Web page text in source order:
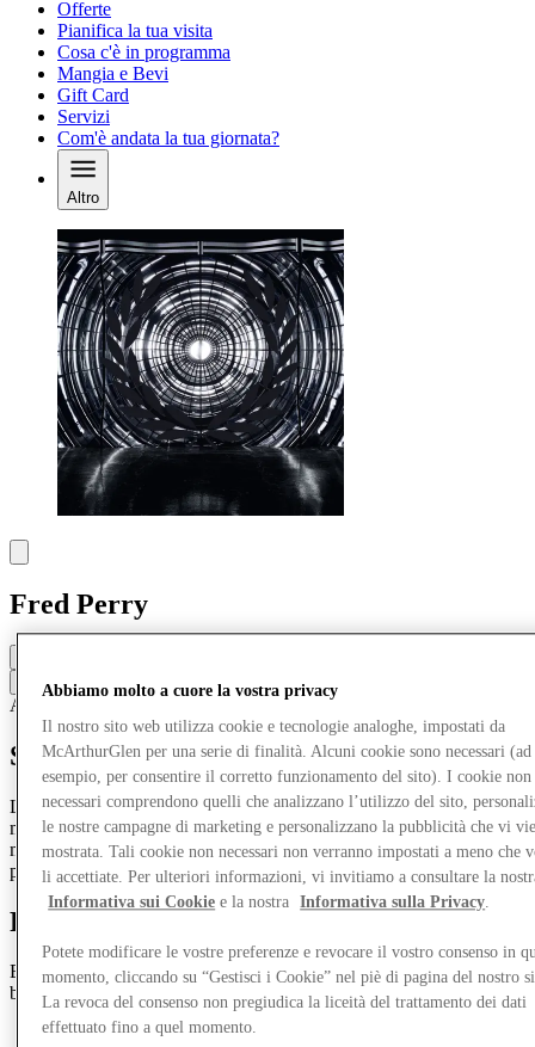
Offerte
Pianifica la tua visita
Cosa c'è in programma
Mangia e Bevi
Gift Card
Servizi
Com'è andata la tua giornata?
Altro
Fred Perry
Contatta la boutique
Abbigliamento
Scopri Fred Perry
Le famose polo con l'inconfondibile bordatura al collo e alle
maniche restano tra i preferiti sia da uomini che da donne, mentre i
modelli più recenti includono vestiti estivi dal design audace,
pantaloni, scarpe e borse.
Find Fred Perry
Explore the centre by clicking on the map — from iconic designer
brands to mainstream fashion, your style journey starts here.
Explore the Map
Abbiamo molto a cuore la vostra privacy
Il nostro sito web utilizza cookie e tecnologie analoghe, impostati da
McArthurGlen per una serie di finalità. Alcuni cookie sono necessari (ad
esempio, per consentire il corretto funzionamento del sito). I cookie non
necessari comprendono quelli che analizzano l’utilizzo del sito,
le nostre campagne di marketing e personalizzano la pubblicità che vi
mostrata. Tali cookie non necessari non verranno impostati a meno che
li accettiate. Per ulteriori informazioni, vi invitiamo a consultare la
Informativa sui Cookie e la nostra Informativa sulla Privacy.
Potete modificare le vostre preferenze e revocare il vostro consenso in
momento, cliccando su “Gestisci i Cookie” nel piè di pagina del nostro
La revoca del consenso non pregiudica la liceità del trattamento dei dati
effettuato fino a quel momento.